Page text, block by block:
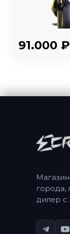
91.000 ₽
города,
дилер с